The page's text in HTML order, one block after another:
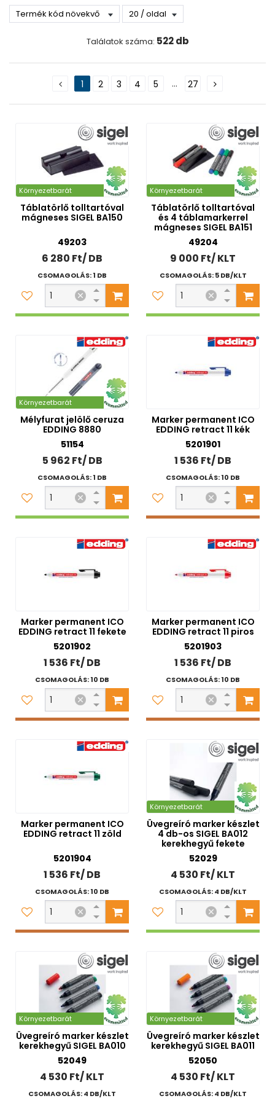
Újdonságok
Kifutó termékek
Q-CONNECT
UNI
Hegykialakítás
Ecset
Kerekített
Tűhegyű
Vágott
Darabos
Készlet
Nettó ár
0 Ft 20 000 Ft
Szűrési feltételek törlése
Találatok száma: 522 db
1 2 3 4 5 ... 27
Környezetbarát
Táblatörlő tolltartóval
mágneses SIGEL BA150
49203
6 280 Ft/ DB
CSOMAGOLÁS: 1 DB
Környezetbarát
Táblatörlő tolltartóval
és 4 táblamarkerrel
mágneses SIGEL BA151
49204
9 000 Ft/ KLT
CSOMAGOLÁS: 5 DB/KLT
Környezetbarát
Mélyfurat jelölő ceruza
EDDING 8880
51154
5 962 Ft/ DB
CSOMAGOLÁS: 1 DB
Marker permanent ICO
EDDING retract 11 kék
5201901
1 536 Ft/ DB
CSOMAGOLÁS: 10 DB
Marker permanent ICO
EDDING retract 11 fekete
5201902
1 536 Ft/ DB
CSOMAGOLÁS: 10 DB
Marker permanent ICO
EDDING retract 11 piros
5201903
1 536 Ft/ DB
CSOMAGOLÁS: 10 DB
Marker permanent ICO
EDDING retract 11 zöld
5201904
1 536 Ft/ DB
CSOMAGOLÁS: 10 DB
Környezetbarát
Üvegreíró marker készlet
4 db-os SIGEL BA012
kerekhegyű fekete
52029
4 530 Ft/ KLT
CSOMAGOLÁS: 4 DB/KLT
Környezetbarát
Üvegreíró marker készlet
kerekhegyű SIGEL BA010
52049
4 530 Ft/ KLT
CSOMAGOLÁS: 4 DB/KLT
Környezetbarát
Üvegreíró marker készlet
kerekhegyű SIGEL BA011
52050
4 530 Ft/ KLT
CSOMAGOLÁS: 4 DB/KLT